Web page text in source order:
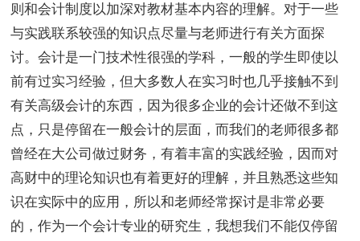
则和会计制度以加深对教材基本内容的理解。对于一些
与实践联系较强的知识点尽量与老师进行有关方面探
讨。会计是一门技术性很强的学科，一般的学生即使以
前有过实习经验，但大多数人在实习时也几乎接触不到
有关高级会计的东西，因为很多企业的会计还做不到这
点，只是停留在一般会计的层面，而我们的老师很多都
曾经在大公司做过财务，有着丰富的实践经验，因而对
高财中的理论知识也有着更好的理解，并且熟悉这些知
识在实际中的应用，所以和老师经常探讨是非常必要
的，作为一个会计专业的研究生，我想我们不能仅停留